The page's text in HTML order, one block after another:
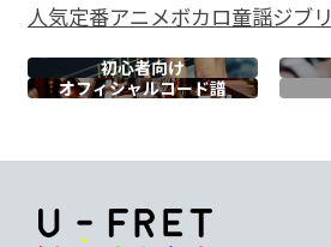
人気定番アニメボカロ童謡ジブリ
初心者向け
オフィシャルコード譜